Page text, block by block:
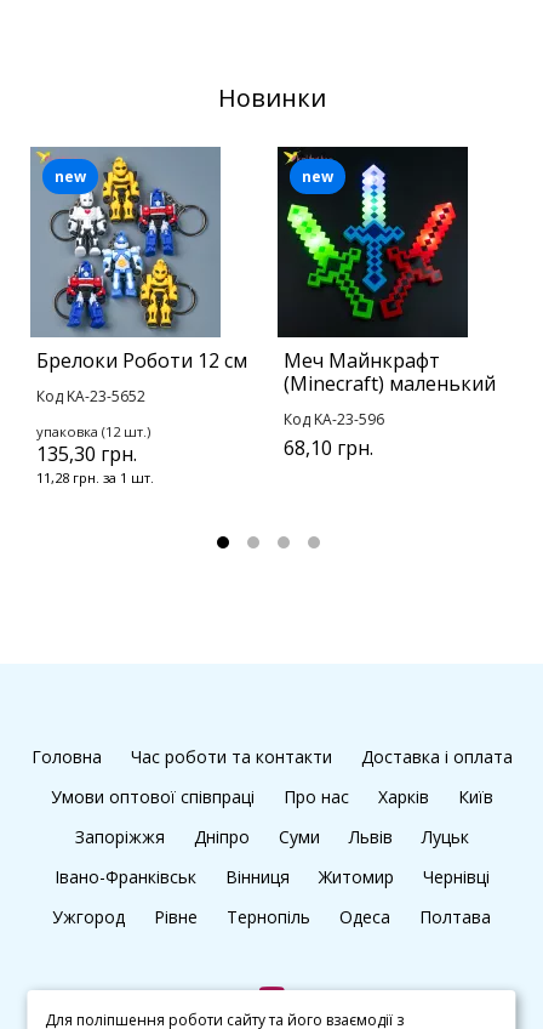
Новинки
Брелоки Роботи 12 см
Код KA-23-5652
упаковка (12 шт.)
135,30 грн.
11,28 грн. за 1 шт.
new
Меч Майнкрафт
(Minecraft) маленький
Код KA-23-596
68,10 грн.
new
Головна Час роботи та контакти
Доставка і оплата
Умови оптової співпраці
Про нас Харків
Київ
Запоріжжя
Дніпро Суми Львів
Луцьк
Івано-Франківськ
Вінниця Житомир
Чернівці
Ужгород
Рівне Тернопіль Одеса Полтава
Для поліпшення роботи сайту та його взаємодії з